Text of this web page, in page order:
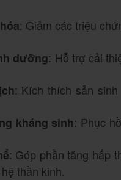
: Giảm các triệu
dưỡng: Hỗ trợ cải
: Kích thích sản
kháng sinh: Phục
: Góp phần tăng hấp
thần kinh.